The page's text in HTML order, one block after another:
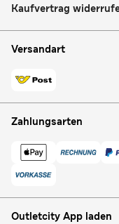
Kaufvertrag
Versandart
Zahlungsarten
Outletcity App laden